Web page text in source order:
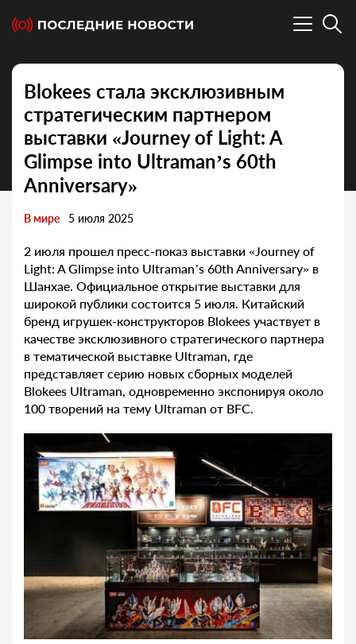
Blokees стала эксклюзивным
стратегическим партнером
выставки «Journey of Light: A
Glimpse into Ultraman’s 60th
Anniversary»
В мире 5 июля 2025
2 июля прошел пресс-показ выставки «Journey of
Light: A Glimpse into Ultraman’s 60th Anniversary» в
Шанхае. Официальное открытие выставки для
широкой публики состоится 5 июля. Китайский
бренд игрушек-конструкторов Blokees участвует в
качестве эксклюзивного стратегического партнера
в тематической выставке Ultraman, где
представляет серию новых сборных моделей
Blokees Ultraman, одновременно экспонируя около
100 творений на тему Ultraman от BFC.